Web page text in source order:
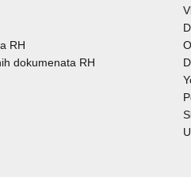
RH
dokumenata RH